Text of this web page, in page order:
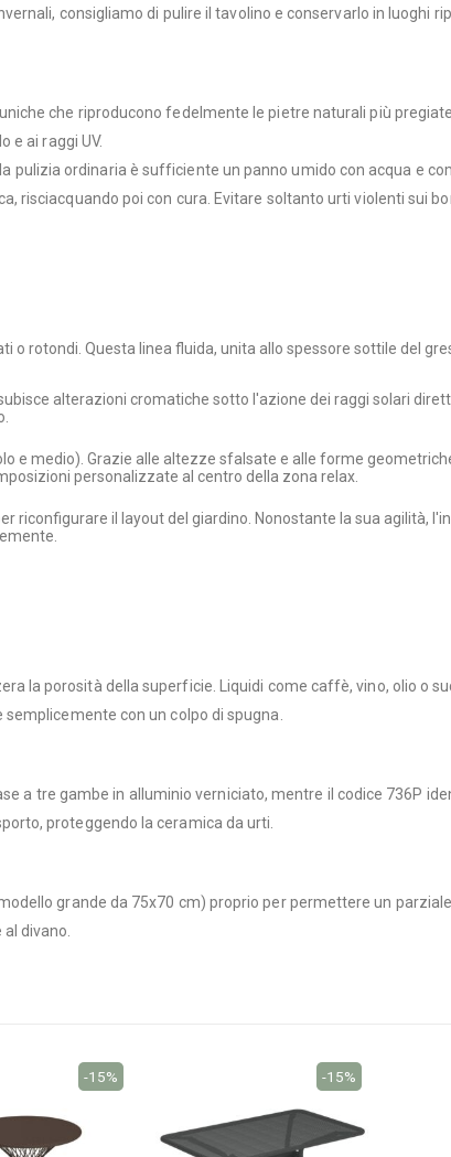
consigliamo di pulire il tavolino e conservarlo in luoghi
che riproducono fedelmente le pietre naturali più
e ai raggi UV.
ordinaria è sufficiente un panno umido con acqua e
risciacquando poi con cura. Evitare soltanto urti violenti sui
rotondi. Questa linea fluida, unita allo spessore sottile del
alterazioni cromatiche sotto l'azione dei raggi solari
e medio). Grazie alle altezze sfalsate e alle forme
personalizzate al centro della zona relax.
riconfigurare il layout del giardino. Nonostante la sua agilità,
la porosità della superficie. Liquidi come caffè, vino, olio o
con un colpo di spugna.
a tre gambe in alluminio verniciato, mentre il codice 736P
proteggendo la ceramica da urti.
grande da 75x70 cm) proprio per permettere un
divano.
-15% -15%